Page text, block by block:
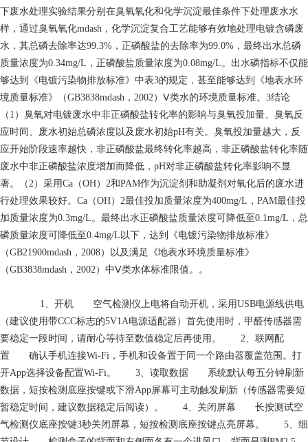
下废水处理实验结果分别在臭氧氧化和化学沉淀最佳条件下处理废水水
样，通过臭氧氧化mdash，化学沉淀复合工艺能够有效地处理电镀含磷废
水，其总磷去除率达99.3%，正磷酸盐的去除率为99.0%，最终出水总磷
质量浓度为0.34mg/L，正磷酸盐质量浓度为0.08mg/L。出水磷指标不仅能
够达到《电镀污染物排放标准》中表3的规定，甚至能够达到《地表水环
境质量标准》（GB3838mdash，2002）Ⅴ类水的环境质量标准。3结论
（1）臭氧对电镀废水中非正磷酸盐转化率的影响与臭氧投加量、臭氧反
应时间、废水初始总磷浓度以及废水初始pH有关。臭氧投加量越大，反
应开始阶段速率越快，非正磷酸盐最终转化率越高，非正磷酸盐转化率随
废水中非正磷酸盐浓度增加而降低，pH对非正磷酸盐转化率影响不显
著。（2）采用Ca（OH）2和PAM作为沉淀剂和助凝剂对氧化后的废水进
行处理效果较好。Ca（OH）2最佳投加质量浓度为400mg/L，PAM最佳投
加质量浓度为0.3mg/L。最终出水正磷酸盐质量浓度可降低至0.1mg/L，总
磷质量浓度可降低至0.4mg/L以下，达到《电镀污染物排放标准》
（GB21900mdash，2008）以及满足《地表水环境质量标准》
（GB3838mdash，2002）中Ⅴ类水体标准限值。。
1、开机 空气检测仪上电将自动开机，采用USB电源线供电
（建议使用带CCC标志的5V1A电源适配器）首先使用时，甲醛传感器需
要稳定一段时间，请耐心等待至数值稳定后再使用。 2、联网配
置 确认手机连接Wi-Fi，手机和设备置于同一个路由器覆盖范围。打
开App选择设备配置Wi-Fi。 3、读取数据 系统默认每五分钟刷新
数据，短按检测底座按键或下滑App屏幕可主动触发刷新（传感器需要短
暂稳定时间，建议数据稳定后阅读）。 4、关闭屏幕 长按测试空
气检测仪底座按键3秒关闭屏幕，短按检测底座按键点亮屏幕。 5、细